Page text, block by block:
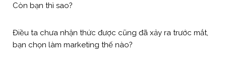
Còn bạn thì sao?
Điều ta chưa nhận thức được cũng đã xảy ra trước mắt,
bạn chọn làm marketing thế nào?